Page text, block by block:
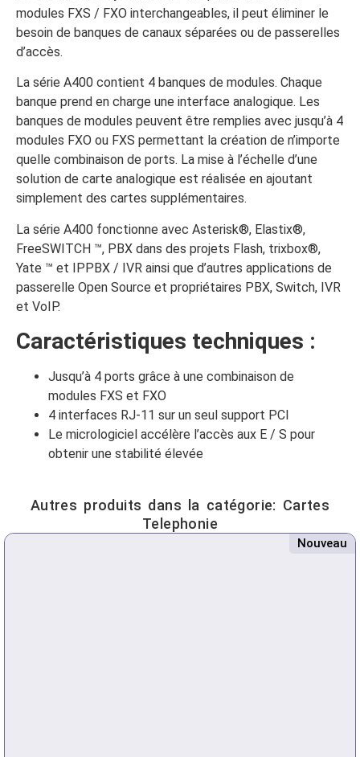
modules FXS / FXO interchangeables, il peut éliminer le
besoin de banques de canaux séparées ou de passerelles
d’accès.
La série A400 contient 4 banques de modules. Chaque
banque prend en charge une interface analogique. Les
banques de modules peuvent être remplies avec jusqu’à 4
modules FXO ou FXS permettant la création de n’importe
quelle combinaison de ports. La mise à l’échelle d’une
solution de carte analogique est réalisée en ajoutant
simplement des cartes supplémentaires.
La série A400 fonctionne avec Asterisk®, Elastix®,
FreeSWITCH ™, PBX dans des projets Flash, trixbox®,
Yate ™ et IPPBX / IVR ainsi que d’autres applications de
passerelle Open Source et propriétaires PBX, Switch, IVR
et VoIP.
Caractéristiques techniques :
Jusqu’à 4 ports grâce à une combinaison de
modules FXS et FXO
4 interfaces RJ-11 sur un seul support PCI
Le micrologiciel accélère l’accès aux E / S pour
obtenir une stabilité élevée
Autres produits dans la catégorie: Cartes
Telephonie
Nouveau